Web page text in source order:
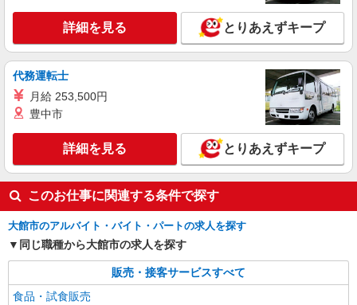
詳細を見る とりあえずキープ
代務運転士
月給 253,500円
豊中市
詳細を見る とりあえずキープ
このお仕事に関連する条件で探す
大館市のアルバイト・バイト・パートの求人を探す
同じ職種から大館市の求人を探す
販売・接客サービスすべて
食品・試食販売